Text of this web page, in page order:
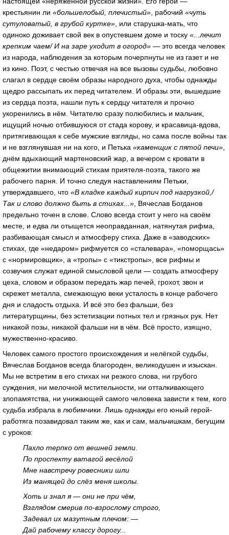
крестьянин ли «большелобый, плечистый» , рабочий «чуть
сутуловатый, в грубой куртке» , или старушка-мать, что
одиноко доживает свой век в опустевшем доме и тоску «...лечит
крепким чаем/ И на заре уходит в огород» — это всегда человек
из народа, наблюдения за которым почерпнуты не из газет и не
из кино. Поэт, с честью отвечая на все вызовы судьбы, любовно
слагал в сердце своём образы народного духа, чтобы однажды
щедро рассыпать их перед читателем. И образы эти, вышедшие
из сердца поэта, нашли путь к сердцу читателя и прочно
укоренились в нём. Читателю сразу полюбились и мальчик,
ищущий ночью отбившуюся от стада корову, и красавица-вдова,
притягивающая к себе мужские взгляды, но сама после войны так
и не взглянувшая ни на кого, и Петька «каменщик с пятой печи»
днём вдыхающий мартеновский жар, а вечером с кровати в
общежитии внимающий стихам приятеля-поэта, такого же
рабочего парня. И точно следуя наставлениям Петьки,
утверждавшего, что «В кладке каждый кирпич под нагрузкой,/
Так и слово должно быть в стихах...» , Вячеслав Богданов
предельно точен в слове. Слово всегда стоит у него на своём
месте, и едва ли отыщется неоправданная, натянутая рифма,
разбивающая смысл и атмосферу стиха. Даже в «заводских»
стихах, где «недаром» рифмуется со «сталевара», «поморщась»
с «нормировщик», а «тропы» с «тикстропы», все рифмы и
созвучия служат единой смысловой цели — создать атмосферу
цеха, словом и образом передать жар печей, грохот, звон и
скрежет металла, смежающую веки усталость в конце рабочего
дня и сладость отдыха. И всё это без фальши, без
литературщины, без эстетизации потных тел и грязных рук. Нет
никакой позы, никакой фальши ни в чём. Всё просто, изящно,
мужественно-красиво.
Человек самого простого происхождения и нелёгкой судьбы,
Вячеслав Богданов всегда благороден, великодушен и изыскан.
Мы не встретим в его стихах ни резкого слова, ни грубого
суждения, ни мелочной мстительности, ни отталкивающего
злопамятства, ни унижающей самого человека зависти к тем, кого
судьба избрала в любимчики. Лишь однажды его юный герой-
работяга позавидовал таким же, как и сам, мальчишкам, бегущим
с уроков:
Пахло терпко от вешней земли.
По проспекту ватагой весёлой
Мне навстречу ровесники шли
Из манящей до слёз меня школы.
Хоть и знал я — они не при чём,
Взглядом смерив по-взрослому строго,
Задевал их мазутным плечом: —
Дай рабочему классу дорогу...